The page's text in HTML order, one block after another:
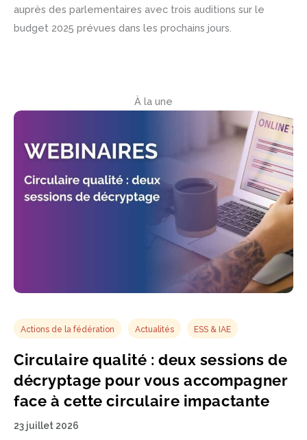
auprès des parlementaires avec trois auditions sur le
budget 2025 prévues dans les prochains jours.
À la une
Actions de la fédération Actualités ESS & IAE
Circulaire qualité : deux sessions de
décryptage pour vous accompagner
face à cette circulaire impactante
23 juillet 2026